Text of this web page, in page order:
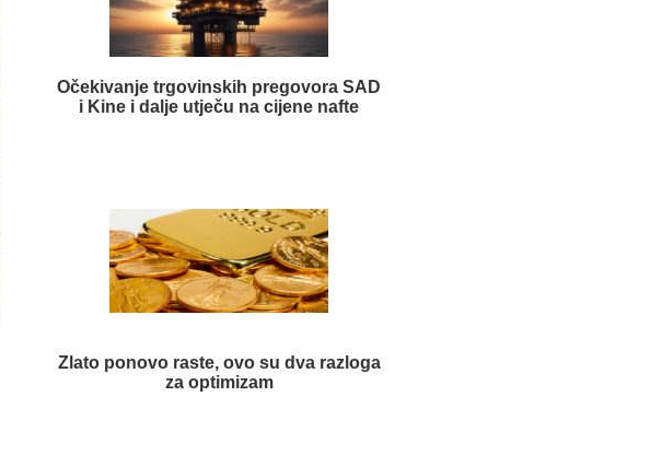
Očekivanje trgovinskih pregovora SAD
i Kine i dalje utječu na cijene nafte
Zlato ponovo raste, ovo su dva razloga
za optimizam